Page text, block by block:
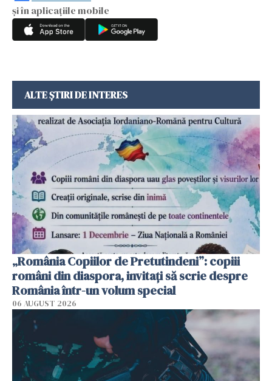
și în aplicațiile mobile
ALTE ȘTIRI DE INTERES
„România Copiilor de Pretutindeni”: copiii
români din diaspora, invitați să scrie despre
România într-un volum special
06 AUGUST 2026